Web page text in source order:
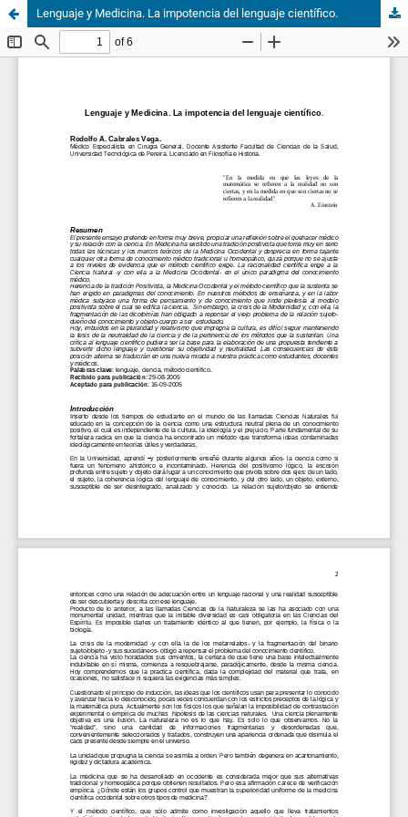
Lenguaje y Medicina. La impotencia del lenguaje científico.